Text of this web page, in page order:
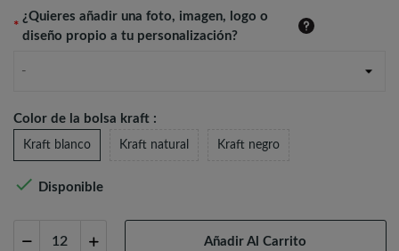
*
¿Quieres añadir una foto, imagen, logo o
diseño propio a tu personalización?
-
Color de la bolsa kraft :
Kraft blanco Kraft natural Kraft negro
 Disponible
Añadir Al Carrito